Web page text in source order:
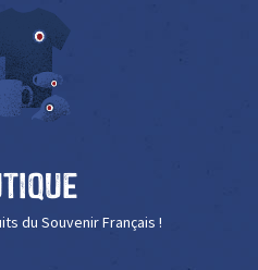
du Souvenir Français !